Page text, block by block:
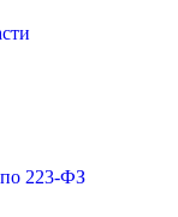
по 223-ФЗ